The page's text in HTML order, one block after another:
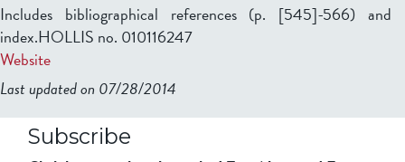
Includes bibliographical references (p. [545]-566) and
index.HOLLIS no. 010116247
Website
Last updated on 07/28/2014
Subscribe